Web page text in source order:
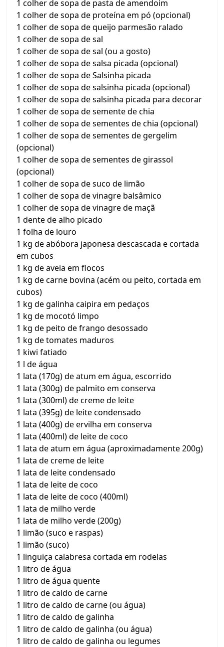
1 colher de sopa de pasta de amendoim
1 colher de sopa de proteína em pó (opcional)
1 colher de sopa de queijo parmesão ralado
1 colher de sopa de sal
1 colher de sopa de sal (ou a gosto)
1 colher de sopa de salsa picada (opcional)
1 colher de sopa de Salsinha picada
1 colher de sopa de salsinha picada (opcional)
1 colher de sopa de salsinha picada para decorar
1 colher de sopa de semente de chia
1 colher de sopa de sementes de chia (opcional)
1 colher de sopa de sementes de gergelim
(opcional)
1 colher de sopa de sementes de girassol
(opcional)
1 colher de sopa de suco de limão
1 colher de sopa de vinagre balsâmico
1 colher de sopa de vinagre de maçã
1 dente de alho picado
1 folha de louro
1 kg de abóbora japonesa descascada e cortada
em cubos
1 kg de aveia em flocos
1 kg de carne bovina (acém ou peito, cortada em
cubos)
1 kg de galinha caipira em pedaços
1 kg de mocotó limpo
1 kg de peito de frango desossado
1 kg de tomates maduros
1 kiwi fatiado
1 l de água
1 lata (170g) de atum em água, escorrido
1 lata (300g) de palmito em conserva
1 lata (300ml) de creme de leite
1 lata (395g) de leite condensado
1 lata (400g) de ervilha em conserva
1 lata (400ml) de leite de coco
1 lata de atum em água (aproximadamente 200g)
1 lata de creme de leite
1 lata de leite condensado
1 lata de leite de coco
1 lata de leite de coco (400ml)
1 lata de milho verde
1 lata de milho verde (200g)
1 limão (suco e raspas)
1 limão (suco)
1 linguiça calabresa cortada em rodelas
1 litro de água
1 litro de água quente
1 litro de caldo de carne
1 litro de caldo de carne (ou água)
1 litro de caldo de galinha
1 litro de caldo de galinha (ou água)
1 litro de caldo de galinha ou legumes